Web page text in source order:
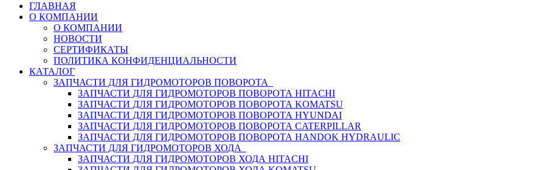
ГЛАВНАЯ
О КОМПАНИИ
О КОМПАНИИ
НОВОСТИ
СЕРТИФИКАТЫ
ПОЛИТИКА КОНФИДЕНЦИАЛЬНОСТИ
КАТАЛОГ
ЗАПЧАСТИ ДЛЯ ГИДРОМОТОРОВ ПОВОРОТА
ЗАПЧАСТИ ДЛЯ ГИДРОМОТОРОВ ПОВОРОТА HITACHI
ЗАПЧАСТИ ДЛЯ ГИДРОМОТОРОВ ПОВОРОТА KOMATSU
ЗАПЧАСТИ ДЛЯ ГИДРОМОТОРОВ ПОВОРОТА HYUNDAI
ЗАПЧАСТИ ДЛЯ ГИДРОМОТОРОВ ПОВОРОТА CATERPILLAR
ЗАПЧАСТИ ДЛЯ ГИДРОМОТОРОВ ПОВОРОТА HANDOK HYDRAULIC
ЗАПЧАСТИ ДЛЯ ГИДРОМОТОРОВ ХОДА
ЗАПЧАСТИ ДЛЯ ГИДРОМОТОРОВ ХОДА HITACHI